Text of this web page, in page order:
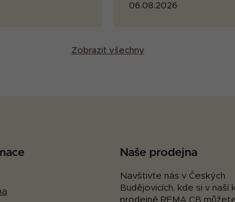
06.08.2026
Zobrazit všechny
Naše prodejna
Navštivte nás v Českých
Budějovicích, kde si v naší
prodejně REMA CB